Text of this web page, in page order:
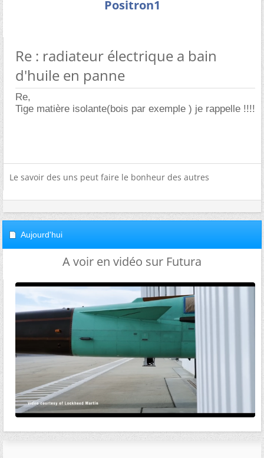
Positron1
Re : radiateur électrique a bain
d'huile en panne
Re,
Tige matière isolante(bois par exemple ) je rappelle !!!!
Le savoir des uns peut faire le bonheur des autres
Aujourd'hui
A voir en vidéo sur Futura